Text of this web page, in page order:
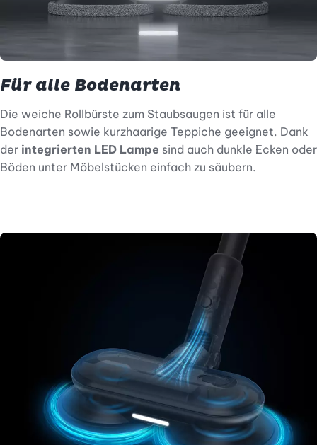
Für alle Bodenarten
Die weiche Rollbürste zum Staubsaugen ist für alle
Bodenarten sowie kurzhaarige Teppiche geeignet. Dank
der integrierten LED Lampe sind auch dunkle Ecken oder
Böden unter Möbelstücken einfach zu säubern.